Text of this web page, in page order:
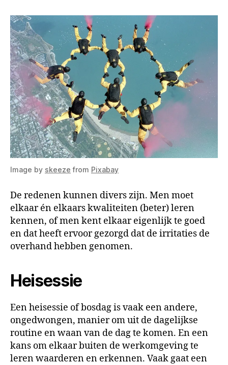
Image by skeeze from Pixabay
De redenen kunnen divers zijn. Men moet
elkaar én elkaars kwaliteiten (beter) leren
kennen, of men kent elkaar eigenlijk te goed
en dat heeft ervoor gezorgd dat de irritaties de
overhand hebben genomen.
Heisessie
Een heisessie of bosdag is vaak een andere,
ongedwongen, manier om uit de dagelijkse
routine en waan van de dag te komen. En een
kans om elkaar buiten de werkomgeving te
leren waarderen en erkennen. Vaak gaat een